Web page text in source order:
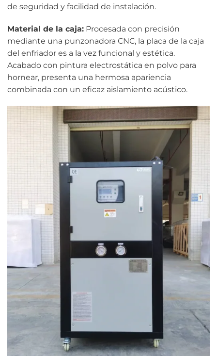
de seguridad y facilidad de instalación.
Material de la caja: Procesada con precisión
mediante una punzonadora CNC, la placa de la caja
del enfriador es a la vez funcional y estética.
Acabado con pintura electrostática en polvo para
hornear, presenta una hermosa apariencia
combinada con un eficaz aislamiento acústico.